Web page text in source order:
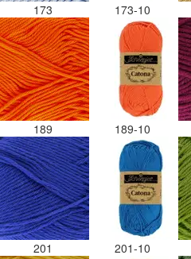
173 173-10
189 189-10
201 201-10